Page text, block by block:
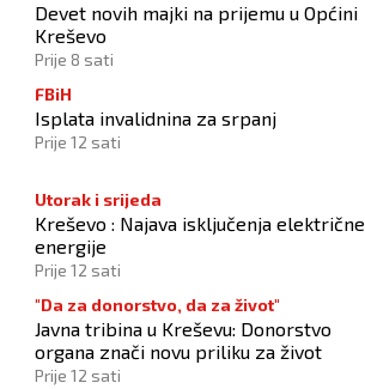
Devet novih majki na prijemu u Općini
Kreševo
Prije 8 sati
FBiH
Isplata invalidnina za srpanj
Prije 12 sati
Utorak i srijeda
Kreševo : Najava isključenja električne
energije
Prije 12 sati
"Da za donorstvo, da za život"
Javna tribina u Kreševu: Donorstvo
organa znači novu priliku za život
Prije 12 sati